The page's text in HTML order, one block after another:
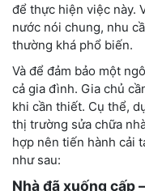
để thực hiện việc này.
nước nói chung, nhu
thường khá phổ biến.
Và để đảm bảo một
cả gia đình. Gia chủ
khi cần thiết. Cụ thể,
thị trường sửa chữa
hợp nên tiến hành cải
như sau:
Nhà đã xuống cấp